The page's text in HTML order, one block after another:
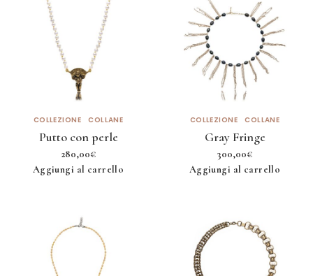
COLLEZIONE COLLANE
Putto con perle
280,00€
Aggiungi al carrello
COLLEZIONE COLLANE
Gray Fringe
300,00€
Aggiungi al carrello